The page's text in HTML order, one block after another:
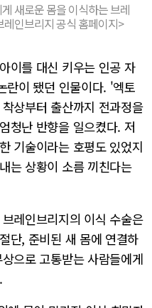
새로운 몸을 이식하는 브레
인브리지 공식 홈페이지>
이를 대신 키우는 인공 자
란이 됐던 인물이다. '엑토
상부터 출산까지 전과정을
청난 반향을 일으켰다. 저
기술이라는 호평도 있었지
는 상황이 소름 끼친다는
레인브리지의 이식 수술은
단, 준비된 새 몸에 연결하
으로 고통받는 사람들에게